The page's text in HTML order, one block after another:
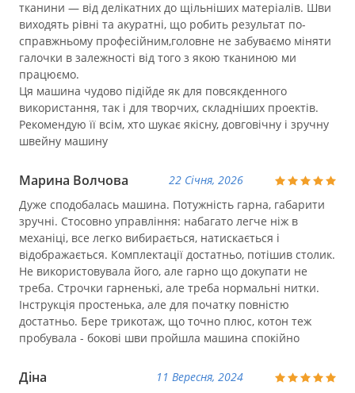
тканини — від делікатних до щільніших матеріалів. Шви
виходять рівні та акуратні, що робить результат по-
справжньому професійним,головне не забуваємо міняти
галочки в залежності від того з якою тканиною ми
працюємо.
Ця машина чудово підійде як для повсякденного
використання, так і для творчих, складніших проектів.
Рекомендую її всім, хто шукає якісну, довговічну і зручну
швейну машину
Марина Волчова
22 Січня, 2026
Дуже сподобалась машина. Потужність гарна, габарити
зручні. Стосовно управління: набагато легче ніж в
механіці, все легко вибирається, натискається і
відображається. Комплектації достатньо, потішив столик.
Не використовувала його, але гарно що докупати не
треба. Строчки гарненькі, але треба нормальні нитки.
Інструкція простенька, але для початку повністю
достатньо. Бере трикотаж, що точно плюс, котон теж
пробувала - бокові шви пройшла машина спокійно
Діна
11 Вересня, 2024